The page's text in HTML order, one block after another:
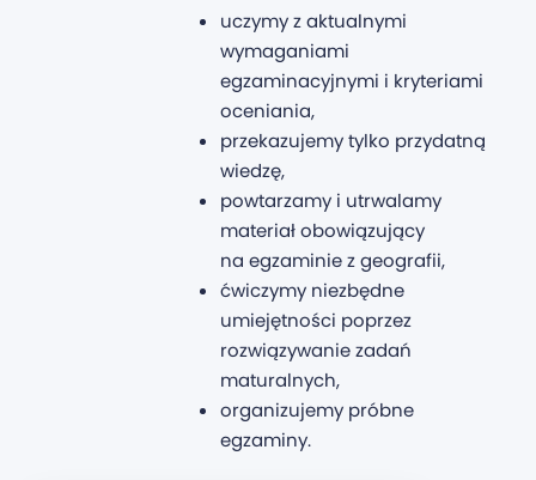
uczymy z aktualnymi
wymaganiami
egzaminacyjnymi i kryteriami
oceniania,
przekazujemy tylko przydatną
wiedzę,
powtarzamy i utrwalamy
materiał obowiązujący
na egzaminie z geografii,
ćwiczymy niezbędne
umiejętności poprzez
rozwiązywanie zadań
maturalnych,
organizujemy próbne
egzaminy.